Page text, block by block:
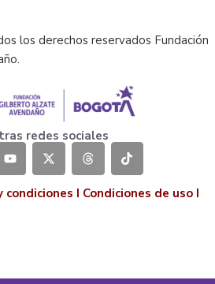
los derechos reservados Fundación
redes sociales
condiciones I Condiciones de uso I